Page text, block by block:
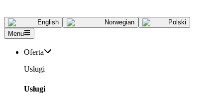
English Norwegian
Polski
Menu
Oferta
Usługi
Usługi